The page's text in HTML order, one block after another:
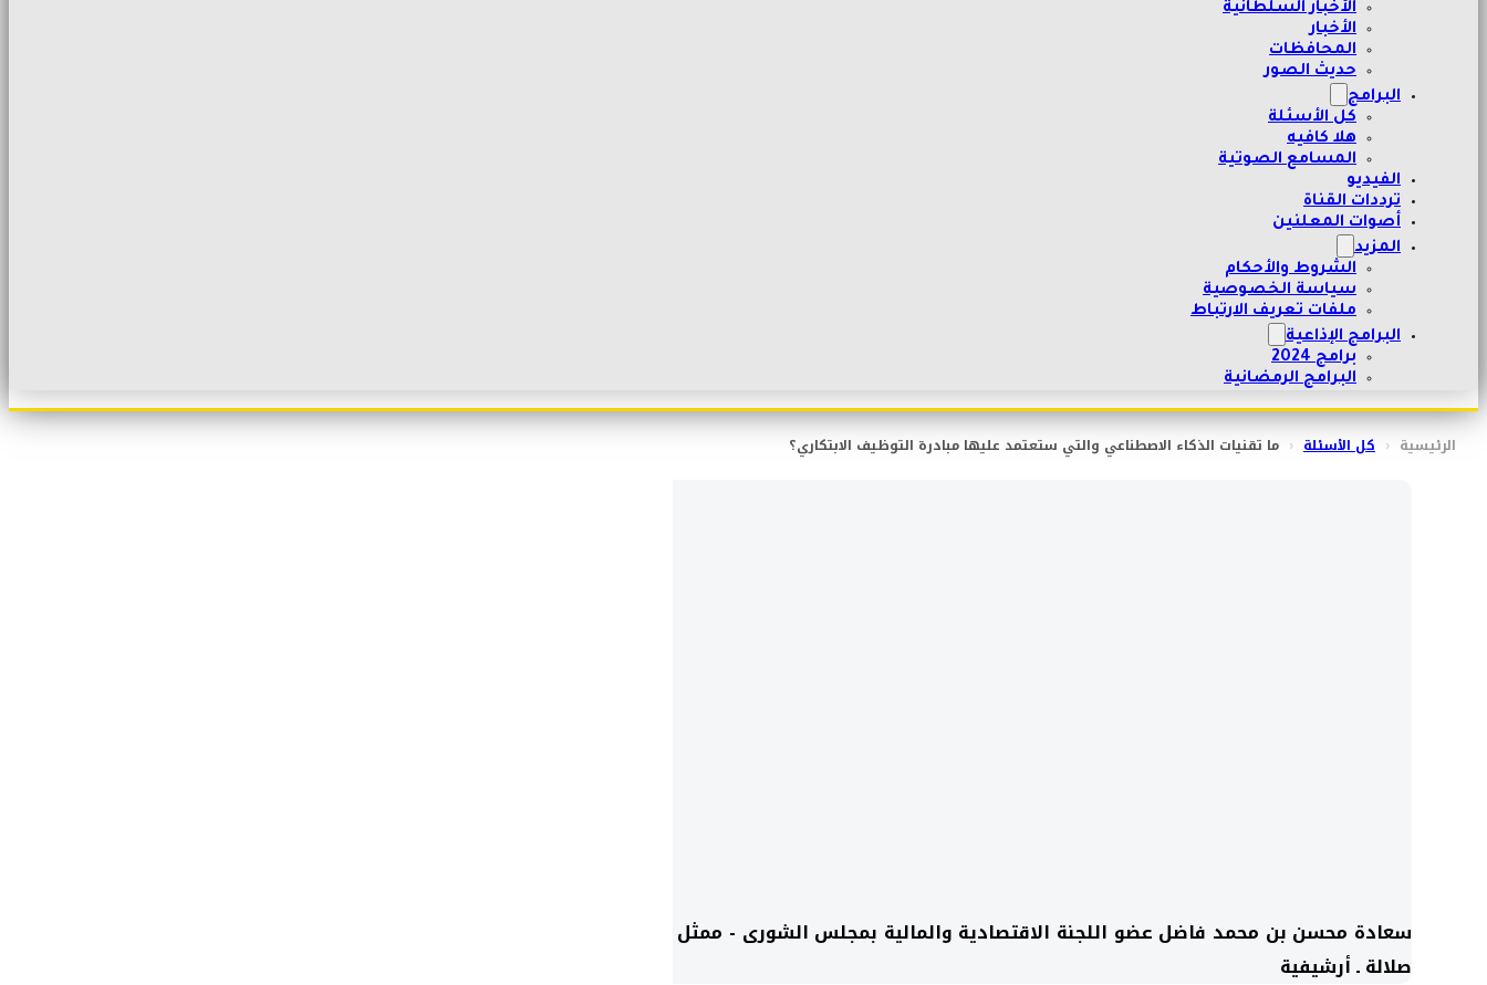
الأخبار السلطانية
الأخبار
المحافظات
حديث الصور
البرامج
كل الأسئلة
هلا كافيه
المسامع الصوتية
الفيديو
ترددات القناة
أصوات المعلنين
المزيد
الشروط والأحكام
سياسة الخصوصية
ملفات تعريف الارتباط
البرامج الإذاعية
برامج 2024
البرامج الرمضانية
الرئيسية ‹ كل الأسئلة ‹ ما تقنيات الذكاء الاصطناعي والتي ستعتمد عليها مبادرة التوظيف الابتكاري؟
سعادة محسن بن محمد فاضل عضو اللجنة الاقتصادية والمالية بمجلس الشورى - ممثل ولاية
صلالة ـ أرشيفية